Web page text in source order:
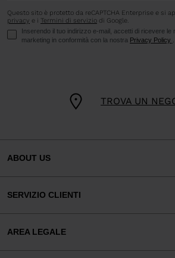
TROVA UN
Questo sito è protetto da reCAPTCHA Enterprise e si
privacy e i Termini di servizio di Google.
Inserendo il tuo indirizzo e-mail, accetti di ricevere le
marketing in conformità con la nostra Privacy Policy
ABOUT US
SERVIZIO CLIENTI
AREA LEGALE